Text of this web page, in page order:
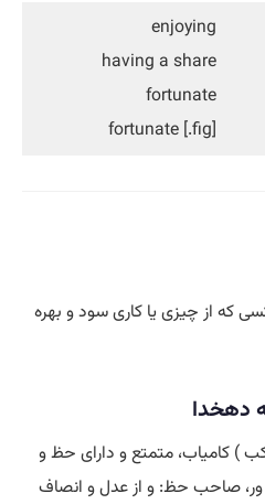
enjoying
having a share
fortunate
[fig.] fortunate
که از چیزی یا کاری سود و بهره
دهخدا
) کامیاب، متمتع و دارای حظ و
ور، صاحب حظ: و از عدل و انصاف